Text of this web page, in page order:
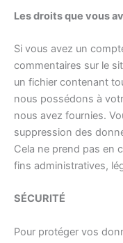
Les droits que vous
Si vous avez un
commentaires sur le
un fichier contenant
nous possédons à
nous avez fournies.
suppression des
Cela ne prend pas en
fins administratives,
SÉCURITÉ
Pour protéger vos